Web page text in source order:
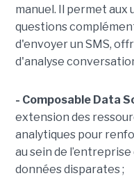
manuel. Il permet aux
questions
d'envoyer un SMS,
d'analyse
- Composable Data
extension des
analytiques pour
au sein de
données disparates ;